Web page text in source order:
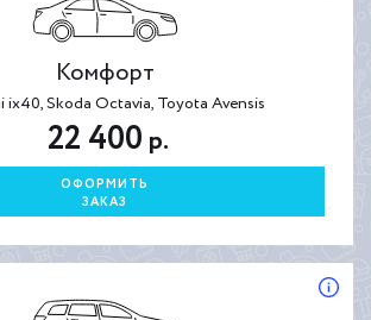
Комфорт
ix40, Skoda Octavia, Toyota Avensis
22 400 р.
ОФОРМИТЬ
ЗАКАЗ